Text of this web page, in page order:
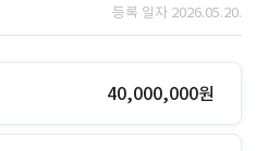
등록 일자 2026.05.20.
40,000,000원